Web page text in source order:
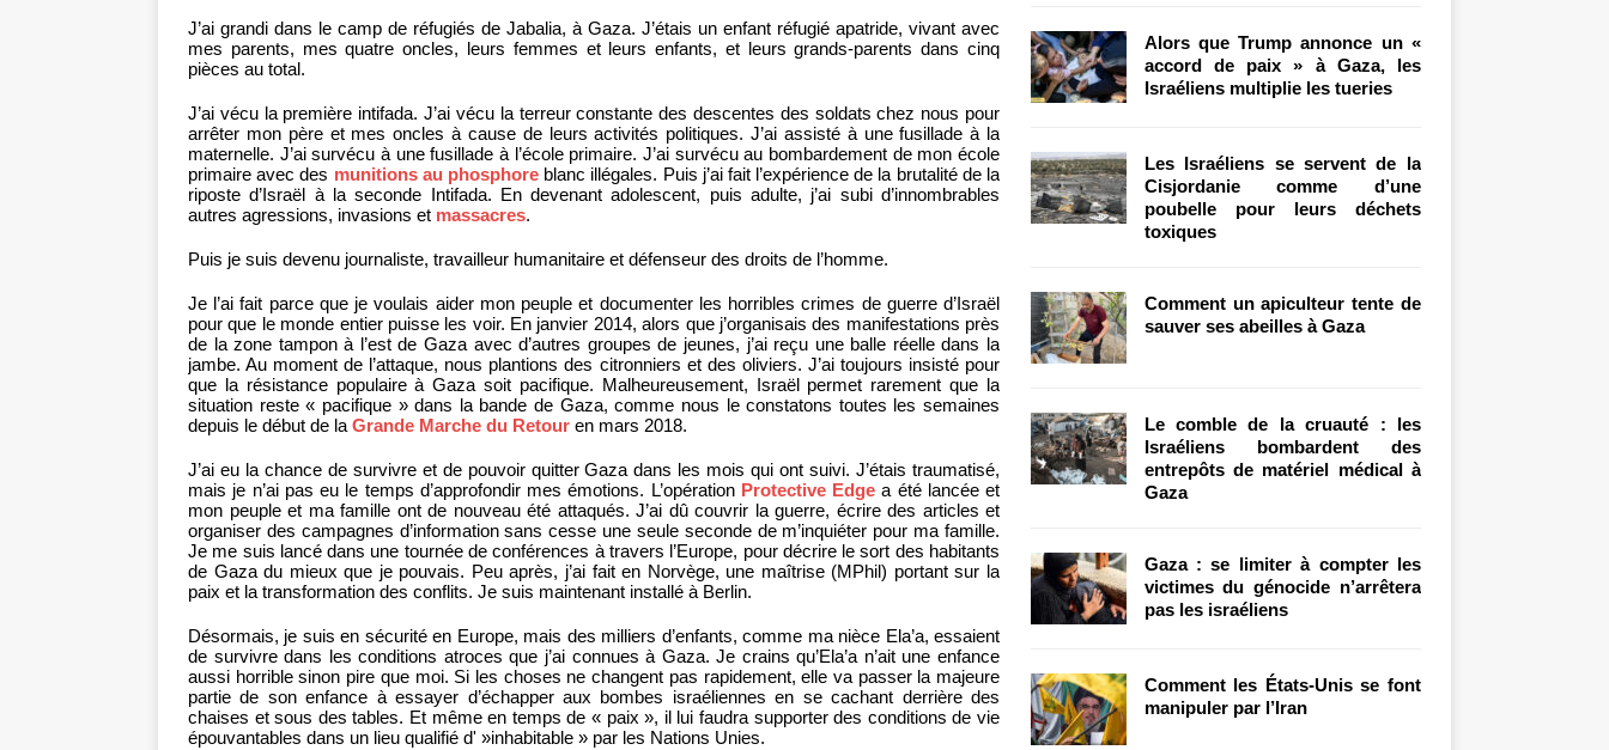
J’ai grandi dans le camp de réfugiés de Jabalia, à Gaza. J’étais un enfant réfugié apatride, vivant avec
mes parents, mes quatre oncles, leurs femmes et leurs enfants, et leurs grands-parents dans cinq
pièces au total.
J’ai vécu la première intifada. J’ai vécu la terreur constante des descentes des soldats chez nous pour
arrêter mon père et mes oncles à cause de leurs activités politiques. J’ai assisté à une fusillade à la
maternelle. J’ai survécu à une fusillade à l’école primaire. J’ai survécu au bombardement de mon école
primaire avec des munitions au phosphoreblanc illégales. Puis j’ai fait l’expérience de la brutalité de la
riposte d’Israël à la seconde Intifada. En devenant adolescent, puis adulte, j’ai subi d’innombrables
autres agressions, invasions et massacres.
Puis je suis devenu journaliste, travailleur humanitaire et défenseur des droits de l’homme.
Je l’ai fait parce que je voulais aider mon peuple et documenter les horribles crimes de guerre d’Israël
pour que le monde entier puisse les voir. En janvier 2014, alors que j’organisais des manifestations près
de la zone tampon à l’est de Gaza avec d’autres groupes de jeunes, j’ai reçu une balle réelle dans la
jambe. Au moment de l’attaque, nous plantions des citronniers et des oliviers. J’ai toujours insisté pour
que la résistance populaire à Gaza soit pacifique. Malheureusement, Israël permet rarement que la
situation reste « pacifique » dans la bande de Gaza, comme nous le constatons toutes les semaines
depuis le début de la Grande Marche du Retour en mars 2018.
J’ai eu la chance de survivre et de pouvoir quitter Gaza dans les mois qui ont suivi. J’étais traumatisé,
mais je n’ai pas eu le temps d’approfondir mes émotions. L’opération Protective Edge a été lancée et
mon peuple et ma famille ont de nouveau été attaqués. J’ai dû couvrir la guerre, écrire des articles et
organiser des campagnes d’information sans cesse une seule seconde de m’inquiéter pour ma famille.
Je me suis lancé dans une tournée de conférences à travers l’Europe, pour décrire le sort des habitants
de Gaza du mieux que je pouvais. Peu après, j’ai fait en Norvège, une maîtrise (MPhil) portant sur la
paix et la transformation des conflits. Je suis maintenant installé à Berlin.
Désormais, je suis en sécurité en Europe, mais des milliers d’enfants, comme ma nièce Ela’a, essaient
de survivre dans les conditions atroces que j’ai connues à Gaza. Je crains qu’Ela’a n’ait une enfance
aussi horrible sinon pire que moi. Si les choses ne changent pas rapidement, elle va passer la majeure
partie de son enfance à essayer d’échapper aux bombes israéliennes en se cachant derrière des
chaises et sous des tables. Et même en temps de « paix », il lui faudra supporter des conditions de vie
épouvantables dans un lieu qualifié d' »inhabitable » par les Nations Unies.
Alors que Trump annonce un «
accord de paix » à Gaza, les
Israéliens multiplie les tueries
Les Israéliens se servent de la
Cisjordanie comme d’une
poubelle pour leurs déchets
toxiques
Comment un apiculteur tente de
sauver ses abeilles à Gaza
Le comble de la cruauté : les
Israéliens bombardent des
entrepôts de matériel médical à
Gaza
Gaza : se limiter à compter les
victimes du génocide n’arrêtera
pas les israéliens
Comment les États-Unis se font
manipuler par l’Iran